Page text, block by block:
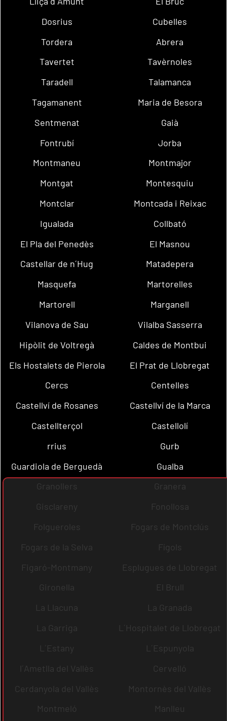
Dosrius
Cubelles
Tordera
Abrera
Tavertet
Tavèrnoles
Taradell
Talamanca
Tagamanent
Maria de Besora
Sentmenat
Gaià
Fontrubí
Jorba
Montmaneu
Montmajor
Montgat
Montesquiu
Montclar
Montcada i Reixac
Igualada
Collbató
El Pla del Penedès
El Masnou
Castellar de n´Hug
Matadepera
Masquefa
Martorelles
Martorell
Marganell
Vilanova de Sau
Vilalba Sasserra
Hipòlit de Voltregà
Caldes de Montbui
Els Hostalets de Pierola
El Prat de Llobregat
Cercs
Centelles
Castellví de Rosanes
Castellví de la Marca
Castellterçol
Castellolí
rrius
Gurb
Guardiola de Berguedà
Gualba
Granollers
Granera
Gisclareny
Fonollosa
Folgueroles
Fogars de Montclús
Fogars de la Selva
Fígols
Figaró-Montmany
Esplugues de Llobregat
Gironella
El Brull
La Llacuna
La Granada
La Garriga
L´Hospitalet de Llobregat
L´Estany
L´Espunyola
l´Ametlla del Vallès
Cervelló
Cerdanyola del Vallès
Montornès del Vallès
Montmeló
Manlleu